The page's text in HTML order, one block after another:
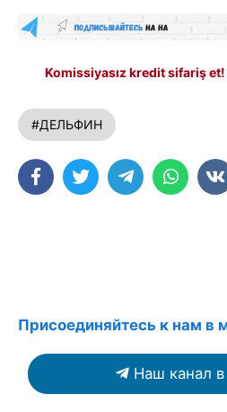
Komissiyasız kredit sifariş et!
#ДЕЛЬФИН
Присоединяйтесь к нам в
Наш канал